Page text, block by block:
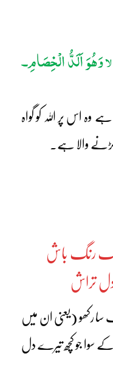
لاوَھُوَ اَلَدُّ الْخِصَامِ۔
اس پر اللہ کو گواہ
والا ہے۔
رنگ باش
دل تراش
سا رکھو (یعنی ان میں
سوا جو کچھ تیرے دل